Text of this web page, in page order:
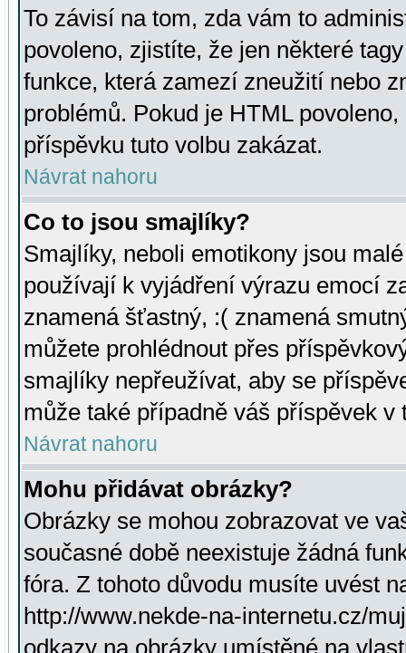
To závisí na tom, zda vám to
povoleno, zjistíte, že jen některé
funkce, která zamezí zneužití nebo
problémů. Pokud je HTML
příspěvku tuto volbu zakázat.
Návrat nahoru
Co to jsou smajlíky?
Smajlíky, neboli emotikony jsou
používají k vyjádření výrazu emocí
znamená šťastný, :( znamená
můžete prohlédnout přes
smajlíky nepřeužívat, aby se
může také případně váš příspěvek v
Návrat nahoru
Mohu přidávat obrázky?
Obrázky se mohou zobrazovat ve
současné době neexistuje žádná
fóra. Z tohoto důvodu musíte uvést
http://www.nekde-na-internetu.cz/
odkazy na obrázky umístěné na